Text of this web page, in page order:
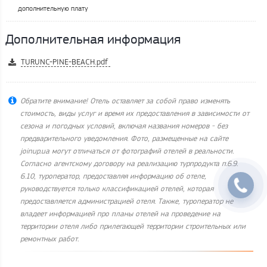
дополнительную плату
Дополнительная информация
TURUNC-PINE-BEACH.pdf
Обратите внимание! Отель оставляет за собой право изменять
стоимость, виды услуг и время их предоставления в зависимости от
сезона и погодных условий, включая названия номеров - без
предварительного уведомления. Фото, размещенные на сайте
joinup.ua могут отличаться от фотографий отелей в реальности.
Согласно агентскому договору на реализацию турпродукта п.6.9.
6.10, туроператор, предоставляя информацию об отеле,
руководствуется только классификацией отелей, которая
предоставляется администрацией отеля. Также, туроператор не
владеет информацией про планы отелей на проведение на
территории отеля либо прилегающей территории строительных или
ремонтных работ.